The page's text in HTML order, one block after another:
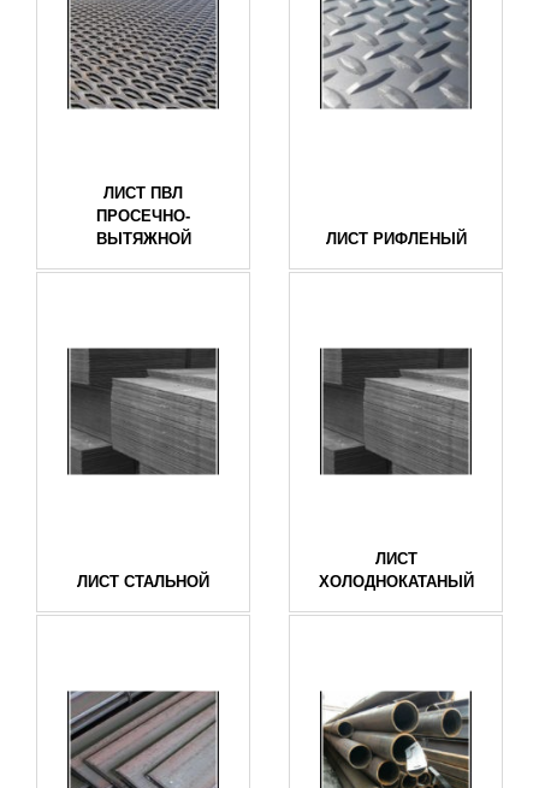
ЛИСТ ПВЛ
ПРОСЕЧНО-
ВЫТЯЖНОЙ
ЛИСТ РИФЛЕНЫЙ
ЛИСТ СТАЛЬНОЙ
ЛИСТ
ХОЛОДНОКАТАНЫЙ